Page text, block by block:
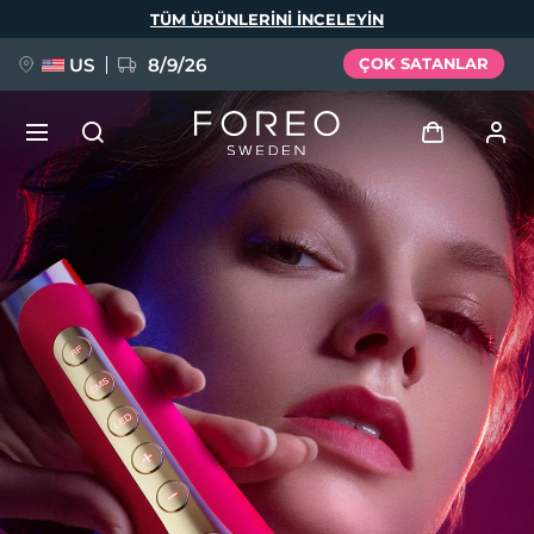
TÜM ÜRÜNLERINI INCELEYIN
US 8/9/26 ÇOK SATANLAR
Giriş
Kullanici profi̇li̇
Cihazlarım
Siparişlerim
Adresim
Aboneliklerim
YENİ
FAQ™ Pure Beauty-Tech Elixir
BREAKING NEWS
issa™ Teeth Whitening Set
Dil Seçimi
English Deutsch
Español
Français
Italiano
Português
Polski
Svenska
Русский
Türkçe
简体中文 繁體中文